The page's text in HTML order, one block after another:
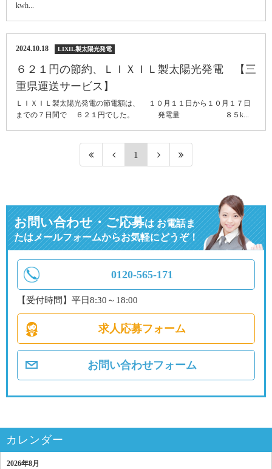
kwh...
2024.10.18 LIXIL製太陽光発電
６２１円の節約、ＬＩＸＩＬ製太陽光発電 【三
重県運送サービス】
ＬＩＸＩＬ製太陽光発電の節電額は、 １０月１１日から１０月１７日
までの７日間で ６２１円でした。 発電量 ８５k...
1
お問い合わせ・ご応募はお電話ま
たはメールフォームからお気軽にどうぞ！
0120-565-171
【受付時間】平日8:30～18:00
求人応募フォーム
お問い合わせフォーム
カレンダー
2026年8月